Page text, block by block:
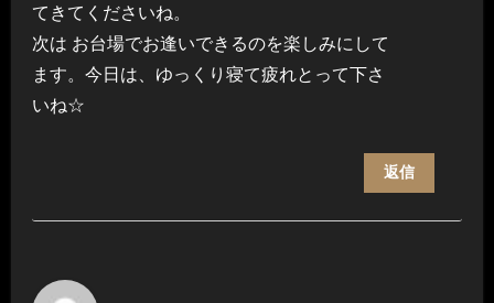
てきてくださいね。
次は お台場でお逢いできるのを楽しみにして
ます。今日は、ゆっくり寝て疲れとって下さ
いね☆
返信